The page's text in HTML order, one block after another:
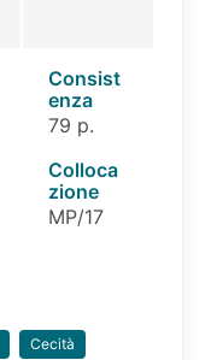
Consist
enza
79 p.
Colloca
zione
MP/17
Cecità